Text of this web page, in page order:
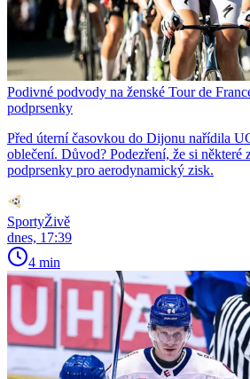
Podivné podvody na ženské Tour de
podprsenky
Před úterní časovkou do Dijonu nařídila
oblečení. Důvod? Podezření, že si některé
podprsenky pro aerodynamický zisk.
SportyŽivě
dnes, 17:39
4 min